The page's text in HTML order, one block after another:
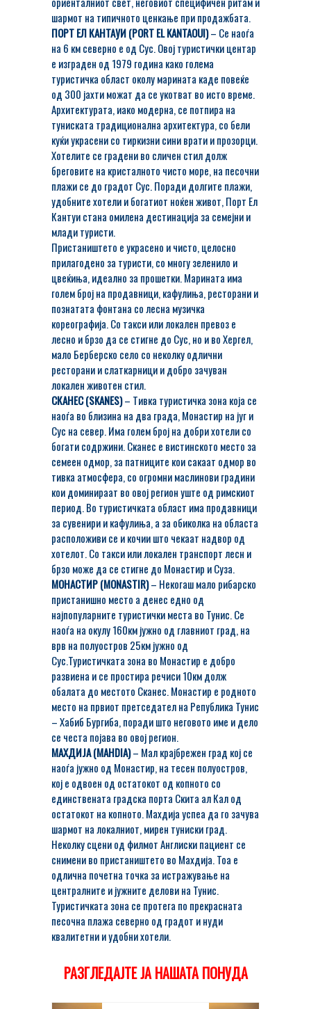
шармот на типичното ценкање при продажбата.
ПОРТ ЕЛ КАНТАУИ (PORT EL KANTAOUI)– Се наоѓа
на 6 км северно е од Сус. Овој туристички центар
е изграден од 1979 година како голема
туристичка област околу марината каде повеќе
од 300 јахти можат да се укотват во исто време.
Архитектурата, иако модерна, се потпира на
туниската традиционална архитектура, со бели
куќи украсени со тиркизни сини врати и прозорци.
Хотелите се градени во сличен стил долж
бреговите на кристалното чисто море, на песочни
плажи се до градот Сус. Поради долгите плажи,
удобните хотели и богатиот ноќен живот, Порт Ел
Кантуи стана омилена дестинација за семејни и
млади туристи.
Пристаништето е украсено и чисто, целосно
прилагодено за туристи, со многу зеленило и
цвеќиња, идеално за прошетки. Марината има
голем број на продавници, кафулиња, ресторани и
познатата фонтана со лесна музичка
кореографија. Со такси или локален превоз е
лесно и брзо да се стигне до Сус, но и во Хергел,
мало Берберско село со неколку одлични
ресторани и слаткарници и добро зачуван
локален животен стил.
СКАНEС (SKANES)– Тивка туристичка зона која се
наоѓа во близина на два града, Монастир на југ и
Сус на север. Има голем број на добри хотели со
богати содржини. Сканес е вистинското место за
семеен одмор, за патниците кои сакаат одмор во
тивка атмосфера, со огромни маслинови градини
кои доминираат во овој регион уште од римскиот
период. Во туристичката област има продавници
за сувенири и кафулиња, а за обиколка на областа
расположиви се и кочии што чекаат надвор од
хотелот. Со такси или локален транспорт лесн и
брзо може да се стигне до Монастир и Суза.
МОНАСТИР (MONASTIR)– Некогаш мало рибарско
пристанишно место а денес едно од
најпопуларните туристички места во Тунис. Се
наоѓа на окулу 160км јужно од главниот град, на
врв на полуостров 25км јужно од
Сус.Туристичката зона во Монастир е добро
развиена и се простира речиси 10км долж
обалата до местото Сканес. Монастир е родното
место на првиот претседател на Република Тунис
– Хабиб Бургиба, поради што неговото име и дело
се честа појава во овој регион.
МАХДИЈА (MAHDIA)– Мал крајбрежен град кој се
наоѓа јужно од Монастир, на тесен полуостров,
кој е одвоен од остатокот од копното со
единствената градска порта Скита ал Кал од
остатокот на копното. Махдија успеа да го зачува
шармот на локалниот, мирен туниски град.
Неколку сцени од филмот Англиски пациент се
снимени во пристаништето во Махдија. Тоа е
одлична почетна точка за истражување на
централните и јужните делови на Тунис.
Туристичката зона се протега по прекрасната
песочна плажа северно од градот и нуди
квалитетни и удобни хотели.
РАЗГЛЕДАЈТЕ ЈА НАШАТА ПОНУДА